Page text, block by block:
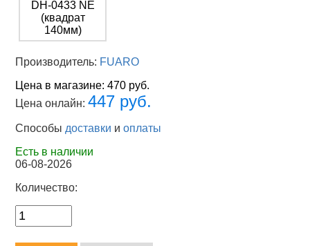
Производитель: FUARO
Цена в магазине:470 руб.
Цена онлайн:447 руб.
Способы доставки иоплаты
Есть в наличии
06-08-2026
Количество: